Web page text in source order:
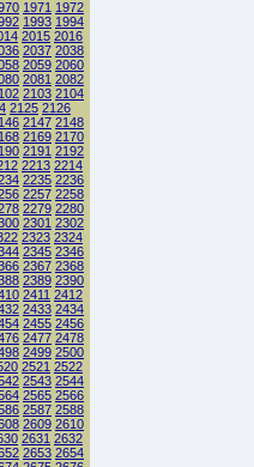
1971 1972
1993 1994
2015 2016
2037 2038
2059 2060
2081 2082
2103 2104
2125 2126
2147 2148
2169 2170
2191 2192
2213 2214
2235 2236
2257 2258
2279 2280
2301 2302
2323 2324
2345 2346
2367 2368
2389 2390
2411 2412
2433 2434
2455 2456
2477 2478
2499 2500
2521 2522
2543 2544
2565 2566
2587 2588
2609 2610
2631 2632
2653 2654